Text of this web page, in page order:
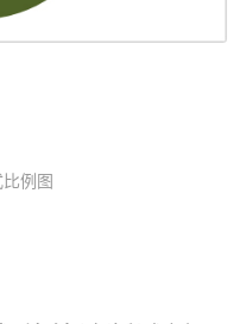
例图